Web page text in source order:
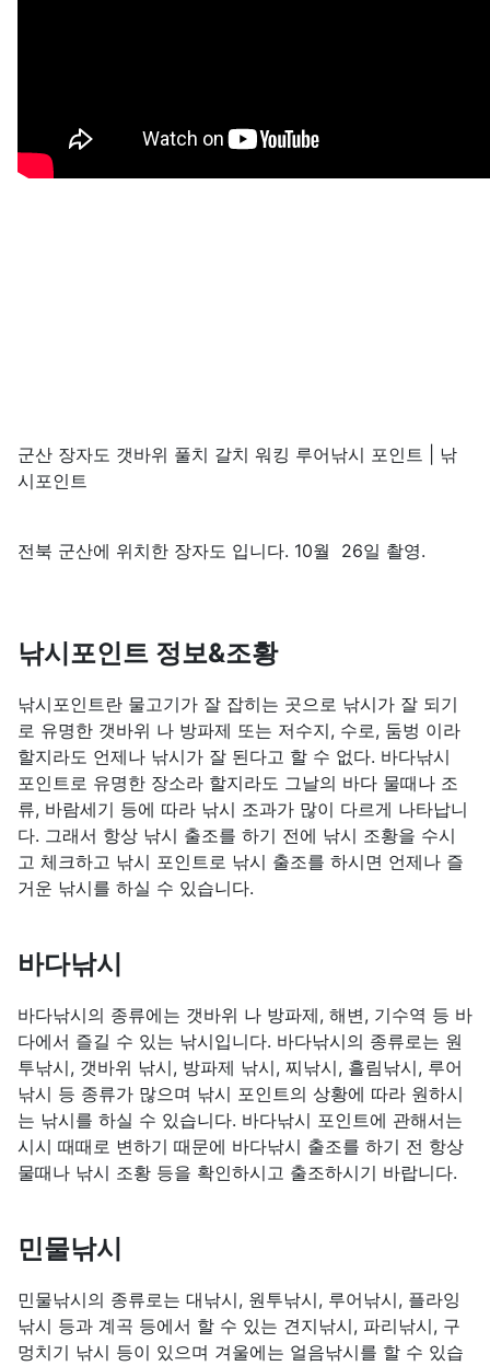
군산 장자도 갯바위 풀치 갈치 워킹 루어낚시 포인트 | 낚
시포인트
전북 군산에 위치한 장자도 입니다. 10월 26일 촬영.
낚시포인트 정보&조황
낚시포인트란 물고기가 잘 잡히는 곳으로 낚시가 잘 되기
로 유명한 갯바위 나 방파제 또는 저수지, 수로, 둠벙 이라
할지라도 언제나 낚시가 잘 된다고 할 수 없다. 바다낚시
포인트로 유명한 장소라 할지라도 그날의 바다 물때나 조
류, 바람세기 등에 따라 낚시 조과가 많이 다르게 나타납니
다. 그래서 항상 낚시 출조를 하기 전에 낚시 조황을 수시
고 체크하고 낚시 포인트로 낚시 출조를 하시면 언제나 즐
거운 낚시를 하실 수 있습니다.
바다낚시
바다낚시의 종류에는 갯바위 나 방파제, 해변, 기수역 등 바
다에서 즐길 수 있는 낚시입니다. 바다낚시의 종류로는 원
투낚시, 갯바위 낚시, 방파제 낚시, 찌낚시, 흘림낚시, 루어
낚시 등 종류가 많으며 낚시 포인트의 상황에 따라 원하시
는 낚시를 하실 수 있습니다. 바다낚시 포인트에 관해서는
시시 때때로 변하기 때문에 바다낚시 출조를 하기 전 항상
물때나 낚시 조황 등을 확인하시고 출조하시기 바랍니다.
민물낚시
민물낚시의 종류로는 대낚시, 원투낚시, 루어낚시, 플라잉
낚시 등과 계곡 등에서 할 수 있는 견지낚시, 파리낚시, 구
멍치기 낚시 등이 있으며 겨울에는 얼음낚시를 할 수 있습